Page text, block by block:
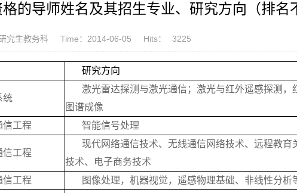
的导师姓名及其招生专业、研究方向（排名
究生教务科 Time：2014-06-05 Hits： 3225
研究方向
统
激光雷达探测与激光通信；激光与红外遥感探测，
图谱成像
信工程 智能信号处理
信工程
现代网络通信技术、无线通信网络技术、远程教育
技术、电子商务技术
信工程
图像处理，机器视觉，遥感物理基础、非线性分析